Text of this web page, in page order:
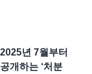
2025년 7월부터
개하는 ‘처분